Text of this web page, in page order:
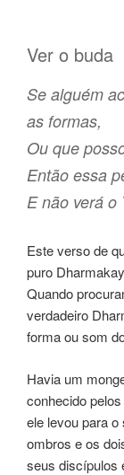
Ver o buda
Se alguém
as formas,
Ou que
Então essa
E não verá o
Este verso de
puro
Quando
verdadeiro
forma ou som
Havia um
conhecido
ele levou para
ombros e os
seus discípulos